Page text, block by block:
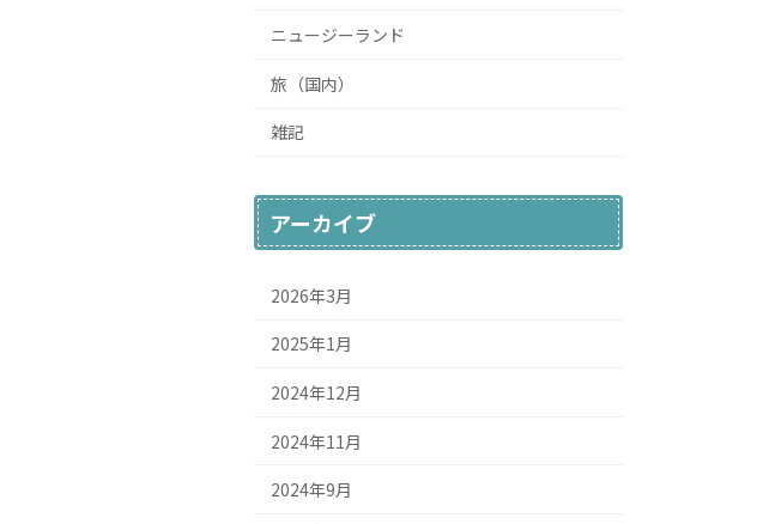
ニュージーランド
旅（国内）
雑記
アーカイブ
2026年3月
2025年1月
2024年12月
2024年11月
2024年9月